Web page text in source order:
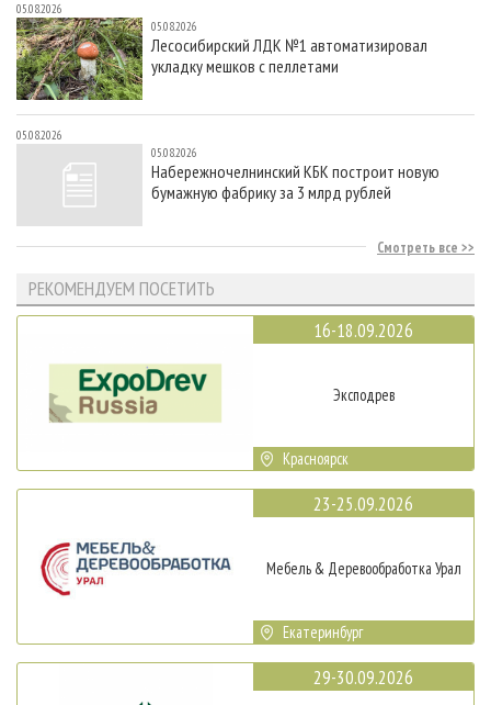
05.08.2026
05.08.2026
Лесосибирский ЛДК №1 автоматизировал
укладку мешков с пеллетами
05.08.2026
05.08.2026
Набережночелнинский КБК построит новую
бумажную фабрику за 3 млрд рублей
Смотреть все
РЕКОМЕНДУЕМ ПОСЕТИТЬ
16-18.09.2026
Эксподрев
Красноярск
23-25.09.2026
Мебель & Деревообработка Урал
Екатеринбург
29-30.09.2026